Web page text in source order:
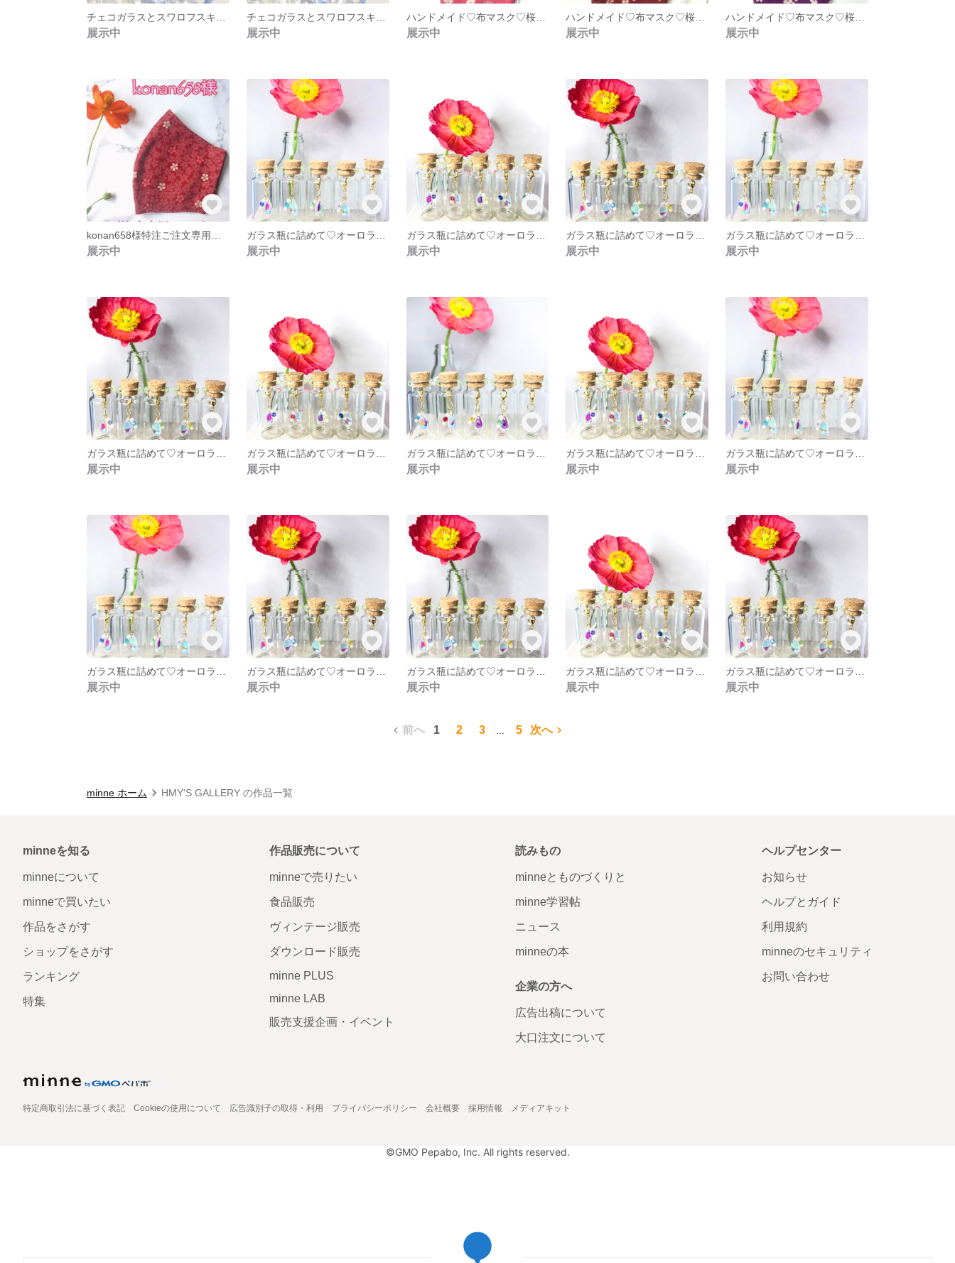
展示中 展示中
ハンドメイド♡布マスク♡桜♡ピンク♡
展示中 展示中 展示中
展示中 展示中 展示中 展示中 展示中
展示中 展示中 展示中 展示中 展示中
展示中 展示中 展示中 展示中 展示中
前へ 1 2 3 5 次へ
minne ホーム HMY'S GALLERY の作品一覧
minneを知る
minneについて
minneで買いたい
作品をさがす
ショップをさがす
ランキング
特集
作品販売について
minneで売りたい
食品販売
ヴィンテージ販売
ダウンロード販売
minne PLUS
minne LAB
販売支援企画・イベント
読みもの
minneとものづくりと
minne学習帖
ニュース
minneの本
企業の方へ
広告出稿について
大口注文について
ヘルプセンター
お知らせ
ヘルプとガイド
利用規約
minneのセキュリティ
お問い合わせ
特定商取引法に基づく表記 Cookieの使用について 広告識別子の取得・利用 プライバシーポリシー 会社概要 採用情報 メディアキット
©GMO Pepabo, Inc. All rights reserved.